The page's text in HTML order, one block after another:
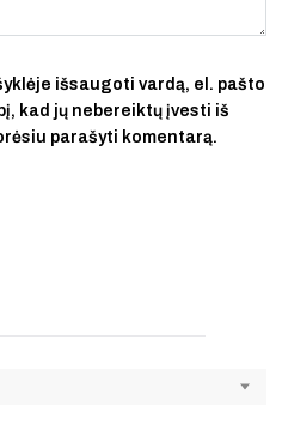
išsaugoti vardą, el. pašto
kad jų nebereiktų įvesti iš
parašyti komentarą.